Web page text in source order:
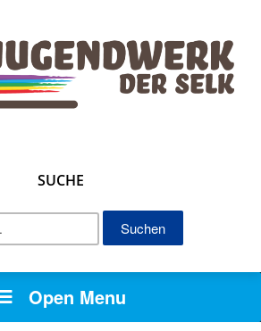
SUCHE
Suchen
Open Menu